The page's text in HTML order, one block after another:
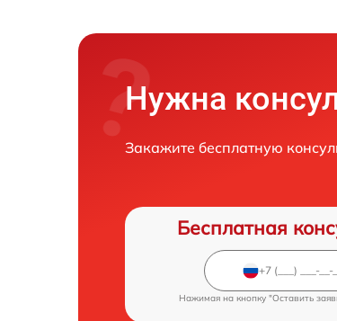
Нужна
Закажите бесплатную
Бесплатная
Нажимая на кнопку "Оставить